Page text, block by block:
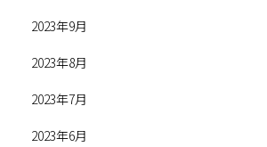
2023年9月
2023年8月
2023年7月
2023年6月